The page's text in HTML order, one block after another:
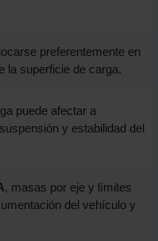
preferentemente en
la superficie de carga.
puede afectar a
y estabilidad del
, masas por eje y límites
del vehículo y